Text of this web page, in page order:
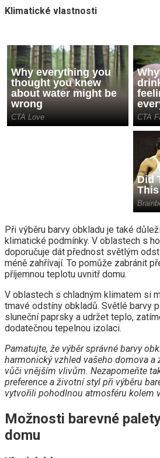
Klimatické vlastnosti
Při výběru barvy obkladu je také
klimatické podmínky. V oblastech s
doporučuje dát přednost světlým
méně zahřívají. To pomůže zabránit
příjemnou teplotu uvnitř domu.
V oblastech s chladným klimatem si
tmavé odstíny obkladů. Světlé barvy
sluneční paprsky a udržet teplo,
dodatečnou tepelnou izolaci.
Pamatujte, že výběr správné barvy
harmonický vzhled vašeho domova
vůči vnějším vlivům. Nezapomeňte
preference a životní styl při výběru
vytvořili pohodlnou atmosféru kolem
Možnosti barevné
domu